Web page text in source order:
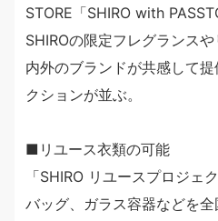
STORE「SHIRO with
SHIROの限定フレグランス
内外のブランドが共感して
クションが並ぶ。
■リユース衣類の可能
「SHIRO リユースプロジェ
バッグ、ガラス容器などを